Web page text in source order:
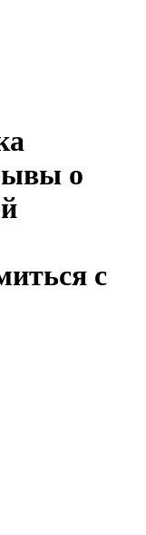
о
с